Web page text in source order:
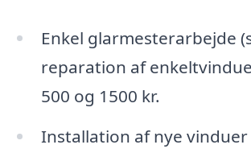
Enkel glarmesterarbejde
reparation af
500 og 1500 kr.
Installation af nye